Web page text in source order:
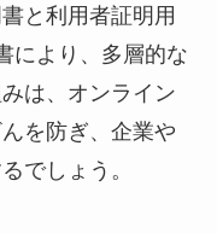
と利用者証明用
により、多層的な
は、オンライン
を防ぎ、企業や
でしょう。